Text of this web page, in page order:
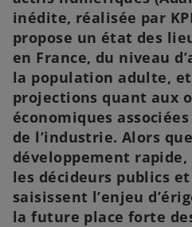
n
s
n
o
v
l
o
n
g
e
t
s
n
o
v
l
o
n
g
l
e
t
inédite, réalisée par
propose un état des
en France, du niveau
la population adulte,
projections quant aux
économiques
de l’industrie. Alors
développement
les décideurs publics
saisissent l’enjeu
la future place forte